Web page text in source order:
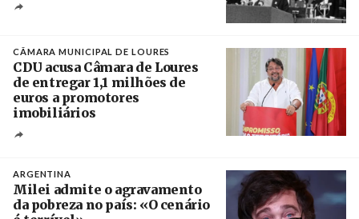
CÂMARA MUNICIPAL DE LOURES
CDU acusa Câmara de Loures
de entregar 1,1 milhões de
euros a promotores
imobiliários
ARGENTINA
Milei admite o agravamento
da pobreza no país: «O cenário